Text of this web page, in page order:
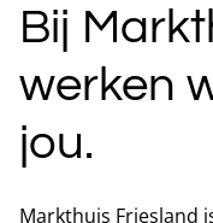
Bij
werken
jou.
Markthuis Friesland